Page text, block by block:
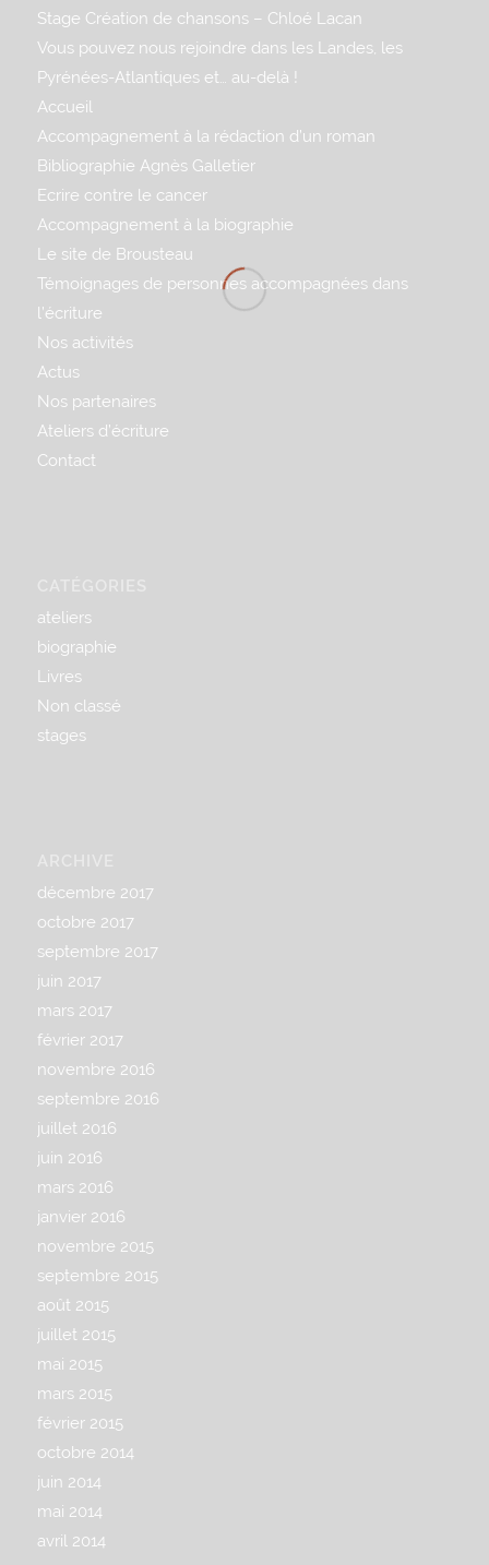
Stage Création de chansons – Chloé Lacan
Vous pouvez nous rejoindre dans les Landes, les
Pyrénées-Atlantiques et… au-delà !
Accueil
Accompagnement à la rédaction d’un roman
Bibliographie Agnès Galletier
Ecrire contre le cancer
Accompagnement à la biographie
Le site de Brousteau
Témoignages de personnes accompagnées dans
l’écriture
Nos activités
Actus
Nos partenaires
Ateliers d’écriture
Contact
ateliers
biographie
Livres
Non classé
stages
décembre 2017
octobre 2017
septembre 2017
juin 2017
mars 2017
février 2017
novembre 2016
septembre 2016
juillet 2016
juin 2016
mars 2016
janvier 2016
novembre 2015
septembre 2015
août 2015
juillet 2015
mai 2015
mars 2015
février 2015
octobre 2014
juin 2014
mai 2014
avril 2014